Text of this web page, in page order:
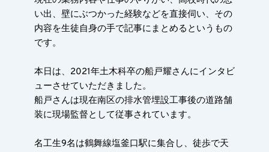
い出、壁にぶつかった経験などを直接伺い、その
内容を生徒自身の手で記事にまとめるというもの
です。
本日は、2021年土木科卒の船戸耀さんにインタビ
ューさせていただきました。
船戸さんは現在南区の排水管埋設工事後の道路舗
装に現場監督として従事されています。
名工生9名は鶴舞線塩釜口駅に集合し、徒歩で天